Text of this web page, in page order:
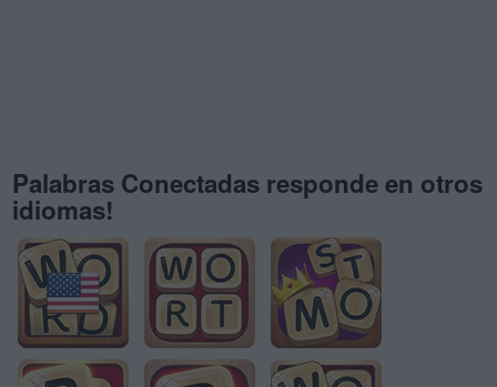
Palabras Conectadas responde en otros
idiomas!